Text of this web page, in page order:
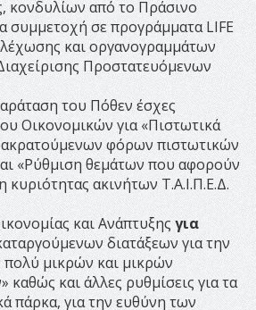
κονδυλίων από το Πράσινο
συμμετοχή σε προγράμματα LIFE
και οργανογραμμάτων
Προστατευόμενων
του Πόθεν έσχες
Οικονομικών για «Πιστωτικά
φόρων πιστωτικών
«Ρύθμιση θεμάτων που αφορούν
κυριότητας ακινήτων Τ.Α.Ι.Π.Ε.Δ.
και Ανάπτυξηςγια
διατάξεων για την
μικρών και μικρών
καθώς και άλλες ρυθμίσεις για τα
πάρκα, για την ευθύνη των